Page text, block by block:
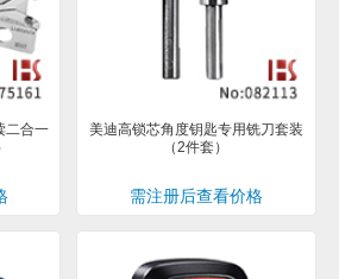
二合一
美迪高锁芯角度钥匙专用铣刀套装
（2件套）
需注册后查看价格